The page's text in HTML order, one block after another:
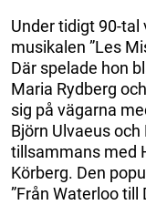
Under tidigt 90-tal
musikalen ”Les
Där spelade hon
Maria Rydberg
sig på vägarna
Björn Ulvaeus
tillsammans med
Körberg. Den
”Från Waterloo till